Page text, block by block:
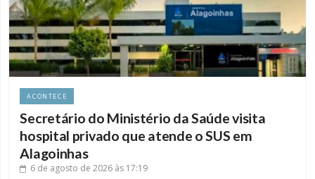
ACONTECE
Secretário do Ministério da Saúde visita
hospital privado que atende o SUS em
Alagoinhas
6 de agosto de 2026 às 17:19